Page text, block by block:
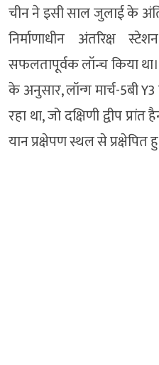
चीन ने इसी साल जुलाई के
निर्माणाधीन अंतरिक्ष
सफलतापूर्वक लॉन्च किया
के अनुसार, लॉन्ग मार्च-5बी
रहा था, जो दक्षिणी द्वीप
यान प्रक्षेपण स्थल से प्रक्षेपित